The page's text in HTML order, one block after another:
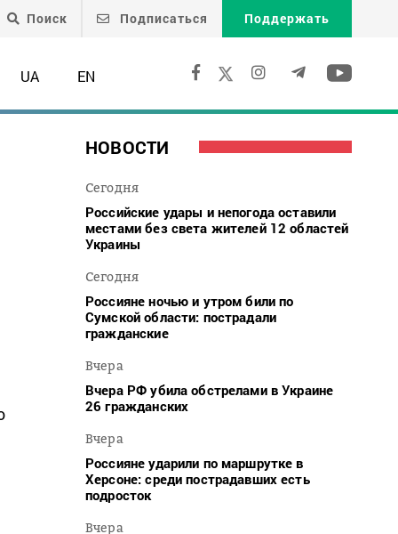
Поиск Подписаться Поддержать
UA EN
НОВОСТИ
Сегодня
Российские удары и непогода оставили
местами без света жителей 12 областей
Украины
Сегодня
Россияне ночью и утром били по
Сумской области: пострадали
гражданские
Вчера
Вчера РФ убила обстрелами в Украине
26 гражданских
Вчера
Россияне ударили по маршрутке в
Херсоне: среди пострадавших есть
подросток
Вчера